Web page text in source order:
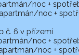
noc +
noc +
č. 6 v přízemí
noc +
noc +